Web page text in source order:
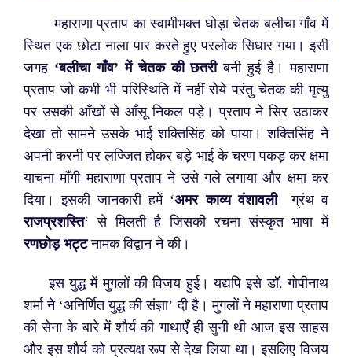
महाराणा प्रताप का स्वामीभक्त घोड़ा चेतक बलीचा गाँव में
स्थित एक छोटा नाला पार करते हुए परलोक सिधार गया। इसी
जगह ‘बलीचा गाँव’ में चेतक की छतरीबनी हुई है। महाराणा
प्रताप जो कभी भी परिस्थिति में नहीं रोये परंतु चेतक की मृत्यु
पर उसकी आँखों से आँसू निकल पड़े। प्रताप ने सिर उठाकर
देखा तो सामने उसके भाई शक्तिसिंह को पाया। शक्तिसिंह ने
अपनी करनी पर लज्जित होकर बड़े भाई के चरण पकड़ कर क्षमा
याचना माँगी महाराणा प्रताप ने उसे गले लगाया और क्षमा कर
दिया। इसकी जानकारी हमें ‘अमर काव्य वंशावलीग्रंथ व
राजप्रशस्ति‘ से मिलती है जिसकी रचना संस्कृत भाषा में
रणछोड़ भट्टनामक विद्वान ने की।
इस युद्ध में मुगलों की विजय हुई। यद्यपि इसे डॉ. गोपीनाथ
शर्मा ने ‘अनिर्णित युद्ध की संज्ञा’ दी है। मुगलों ने महाराणा प्रताप
की सेना के बारे में शौर्य की गाथाएँ ही सुनी थी आज इस साहस
और इस शौर्य को प्रत्यक्ष रूप से देख लिया था। इसलिए विजय